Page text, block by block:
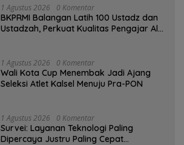
1 Agustus 2026 0 Komentar
BKPRMI Balangan Latih 100 Ustadz dan
Ustadzah, Perkuat Kualitas Pengajar Al-
1 Agustus 2026 0 Komentar
Wali Kota Cup Menembak Jadi Ajang
Seleksi Atlet Kalsel Menuju Pra-PON
1 Agustus 2026 0 Komentar
Survei: Layanan Teknologi Paling
Dipercaya Justru Paling Cepat